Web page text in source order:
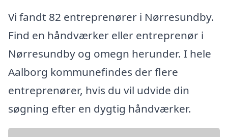
Vi fandt 82 entreprenører i Nørresundby.
Find en håndværker eller entreprenør i
Nørresundby og omegn herunder. I hele
Aalborg kommunefindes der flere
entreprenører, hvis du vil udvide din
søgning efter en dygtig håndværker.